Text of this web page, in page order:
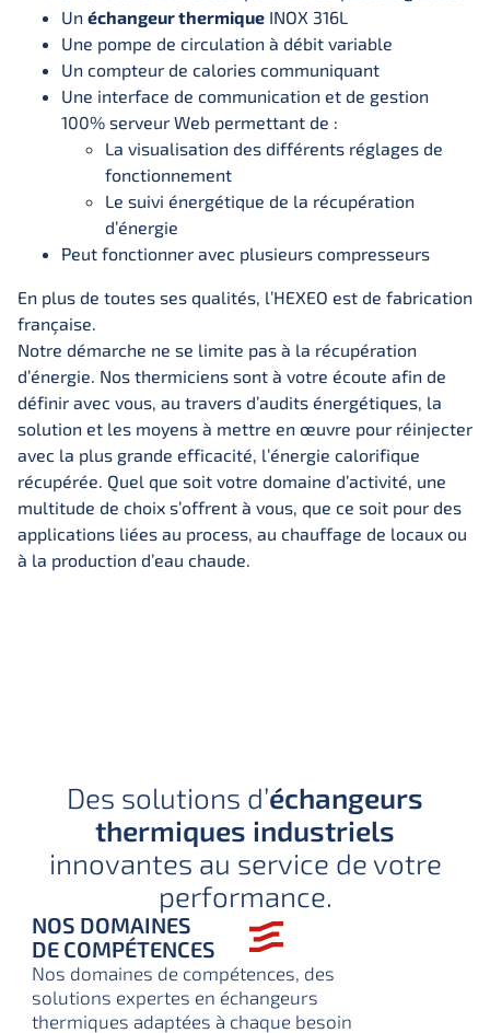
Un échangeur thermique INOX 316L
Une pompe de circulation à débit variable
Un compteur de calories communiquant
Une interface de communication et de gestion
100% serveur Web permettant de :
La visualisation des différents réglages de
fonctionnement
Le suivi énergétique de la récupération
d’énergie
Peut fonctionner avec plusieurs compresseurs
En plus de toutes ses qualités, l’HEXEO est de fabrication
française.
Notre démarche ne se limite pas à la récupération
d’énergie. Nos thermiciens sont à votre écoute afin de
définir avec vous, au travers d’audits énergétiques, la
solution et les moyens à mettre en œuvre pour réinjecter
avec la plus grande efficacité, l’énergie calorifique
récupérée. Quel que soit votre domaine d’activité, une
multitude de choix s’offrent à vous, que ce soit pour des
applications liées au process, au chauffage de locaux ou
à la production d’eau chaude.
Des solutions d’échangeurs
thermiques industriels
innovantes au service de votre
performance.
NOS DOMAINES
DE COMPÉTENCES
Nos domaines de compétences, des
solutions expertes en échangeurs
thermiques adaptées à chaque besoin